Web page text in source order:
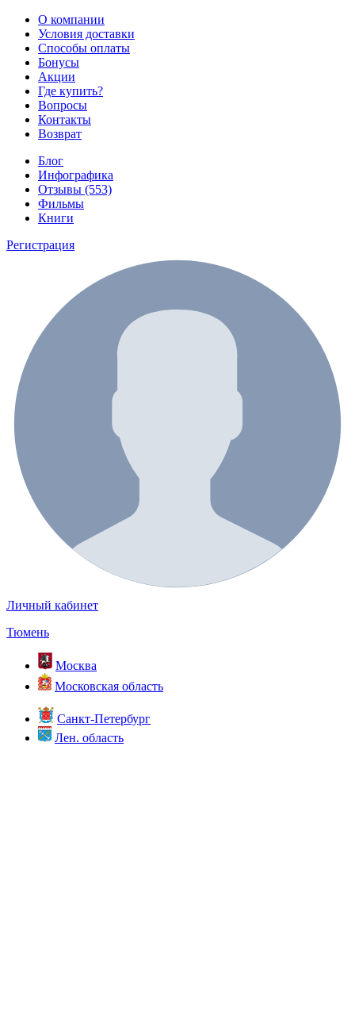
О компании
Условия доставки
Способы оплаты
Бонусы
Акции
Где купить?
Вопросы
Контакты
Возврат
Блог
Инфографика
Отзывы (553)
Фильмы
Книги
Регистрация
Личный кабинет
Тюмень
Москва
Московская область
Санкт-Петербург
Лен. область